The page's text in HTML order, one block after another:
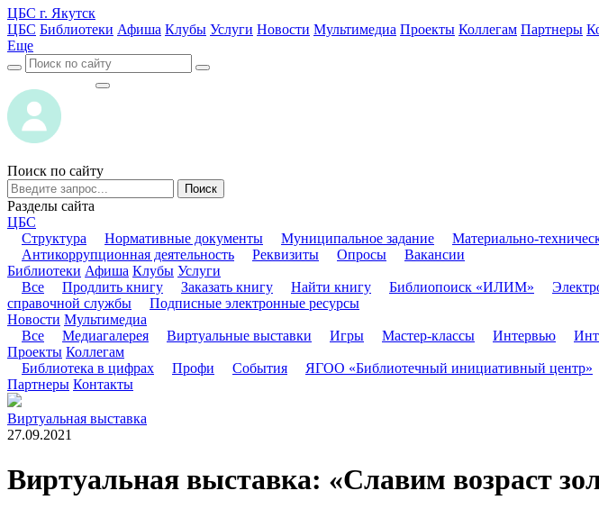
ЦБС г. Якутск
ЦБС Библиотеки Афиша Клубы Услуги Новости Мультимедиа Проекты Коллегам Партнеры
Еще
Поиск по сайту
Поиск
Разделы сайта
ЦБС
Структура
Нормативные документы Муниципальное задание Материально-
Антикоррупционная деятельность
Реквизиты Опросы
Вакансии
Библиотеки Афиша Клубы Услуги
Все
Продлить книгу Заказать книгу Найти книгу Библиопоиск «ИЛИМ»
справочной службы
Подписные электронные ресурсы
Новости Мультимедиа
Все
Медиагалерея Виртуальные выставки Игры Мастер-классы Интервью
Проекты Коллегам
Библиотека в цифрах
Профи События ЯГОО «Библиотечный инициативный центр»
Партнеры Контакты
Виртуальная выставка
27.09.2021
Виртуальная выставка: «Славим возраст